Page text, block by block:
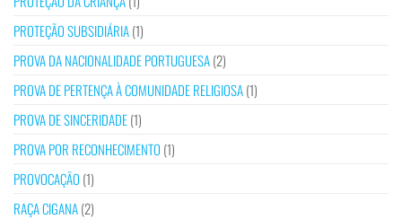
PROTEÇÃO SUBSIDIÁRIA(1)
PROVA DA NACIONALIDADE PORTUGUESA(2)
PROVA DE PERTENÇA À COMUNIDADE RELIGIOSA(1)
PROVA DE SINCERIDADE(1)
PROVA POR RECONHECIMENTO (1)
PROVOCAÇÃO (1)
RAÇA CIGANA(2)